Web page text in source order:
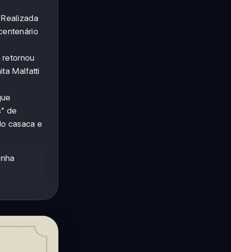
retornou
Malfatti
de
casaca e